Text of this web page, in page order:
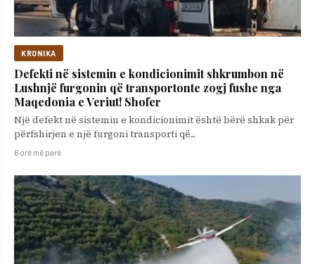
KRONIKA
Defekti në sistemin e kondicionimit shkrumbon në
Lushnjë furgonin që transportonte zogj fushe nga
Maqedonia e Veriut! Shofer
Një defekt në sistemin e kondicionimit është bërë shkak për
përfshirjen e një furgoni transporti që...
6 orë më parë